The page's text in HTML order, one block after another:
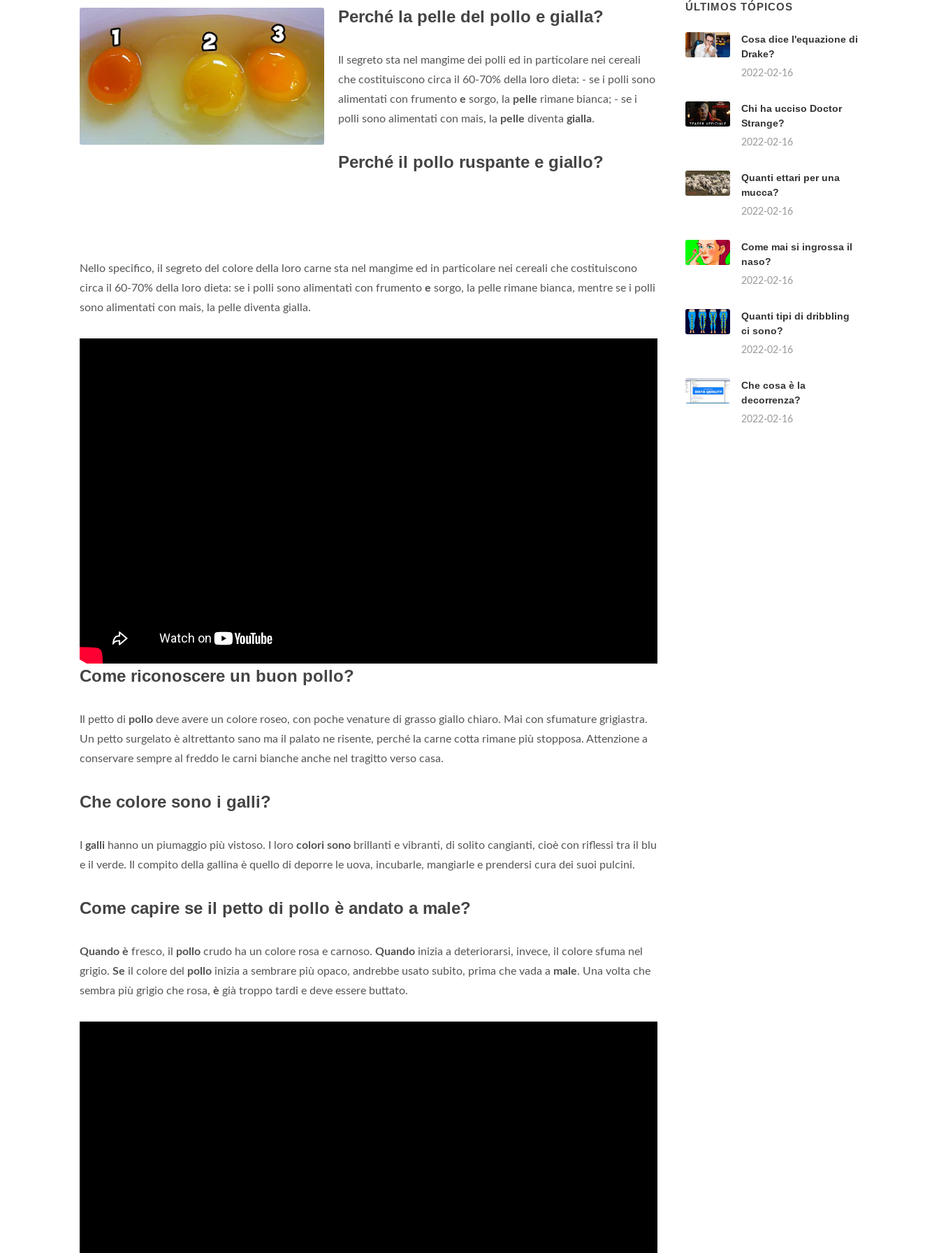
Perché la pelle del pollo e gialla?
Il segreto sta nel mangime dei polli ed in particolare nei cereali
che costituiscono circa il 60-70% della loro dieta: - se i polli sono
alimentati con frumento e sorgo, la pelle rimane bianca; - se i
polli sono alimentati con mais, la pelle diventa gialla.
Perché il pollo ruspante e giallo?
Nello specifico, il segreto del colore della loro carne sta nel mangime ed in particolare nei cereali che costituiscono
circa il 60-70% della loro dieta: se i polli sono alimentati con frumento e sorgo, la pelle rimane bianca, mentre se i polli
sono alimentati con mais, la pelle diventa gialla.
Come riconoscere un buon pollo?
Il petto di pollo deve avere un colore roseo, con poche venature di grasso giallo chiaro. Mai con sfumature grigiastra.
Un petto surgelato è altrettanto sano ma il palato ne risente, perché la carne cotta rimane più stopposa. Attenzione a
conservare sempre al freddo le carni bianche anche nel tragitto verso casa.
Che colore sono i galli?
galli hanno un piumaggio più vistoso. I loro colori sono brillanti e vibranti, di solito cangianti, cioè con riflessi tra il blu
e il verde. Il compito della gallina è quello di deporre le uova, incubarle, mangiarle e prendersi cura dei suoi pulcini.
Come capire se il petto di pollo è andato a male?
Quando è fresco, il pollo crudo ha un colore rosa e carnoso. Quando inizia a deteriorarsi, invece, il colore sfuma nel
grigio. Se il colore del pollo inizia a sembrare più opaco, andrebbe usato subito, prima che vada a male. Una volta che
sembra più grigio che rosa, è già troppo tardi e deve essere buttato.
ÚLTIMOS TÓPICOS
Cosa dice l'equazione di
Drake?
2022-02-16
Chi ha ucciso Doctor
Strange?
2022-02-16
Quanti ettari per una
mucca?
2022-02-16
Come mai si ingrossa il
naso?
2022-02-16
Quanti tipi di dribbling
ci sono?
2022-02-16
Che cosa è la
decorrenza?
2022-02-16